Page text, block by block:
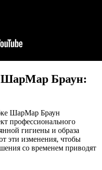
ШарМар Браун:
ШарМар Браун
профессионального
гигиены и образа
эти изменения, чтобы
со временем приводят